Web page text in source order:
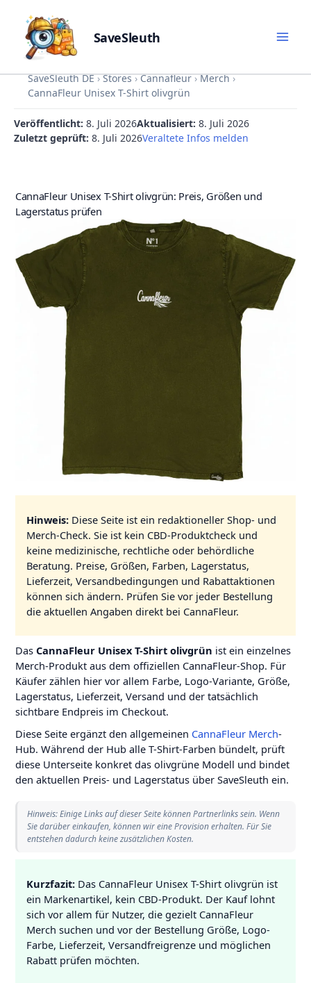
content
SaveSleuth
SaveSleuth DE › Stores › Cannafleur › Merch ›
CannaFleur Unisex T-Shirt olivgrün
Veröffentlicht: 8. Juli 2026Aktualisiert: 8. Juli 2026
Zuletzt geprüft: 8. Juli 2026Veraltete Infos melden
CannaFleur Unisex T-Shirt olivgrün: Preis, Größen und
Lagerstatus prüfen
Hinweis:Diese Seite ist ein redaktioneller Shop- und
Merch-Check. Sie ist kein CBD-Produktcheck und
keine medizinische, rechtliche oder behördliche
Beratung. Preise, Größen, Farben, Lagerstatus,
Lieferzeit, Versandbedingungen und Rabattaktionen
können sich ändern. Prüfen Sie vor jeder Bestellung
die aktuellen Angaben direkt bei CannaFleur.
Das CannaFleur Unisex T-Shirt olivgrün ist ein einzelnes
Merch-Produkt aus dem offiziellen CannaFleur-Shop. Für
Käufer zählen hier vor allem Farbe, Logo-Variante, Größe,
Lagerstatus, Lieferzeit, Versand und der tatsächlich
sichtbare Endpreis im Checkout.
Diese Seite ergänzt den allgemeinen CannaFleur Merch-
Hub. Während der Hub alle T-Shirt-Farben bündelt, prüft
diese Unterseite konkret das olivgrüne Modell und bindet
den aktuellen Preis- und Lagerstatus über SaveSleuth ein.
Hinweis: Einige Links auf dieser Seite können Partnerlinks sein. Wenn
Sie darüber einkaufen, können wir eine Provision erhalten. Für Sie
entstehen dadurch keine zusätzlichen Kosten.
Kurzfazit:Das CannaFleur Unisex T-Shirt olivgrün ist
ein Markenartikel, kein CBD-Produkt. Der Kauf lohnt
sich vor allem für Nutzer, die gezielt CannaFleur
Merch suchen und vor der Bestellung Größe, Logo-
Farbe, Lieferzeit, Versandfreigrenze und möglichen
Rabatt prüfen möchten.